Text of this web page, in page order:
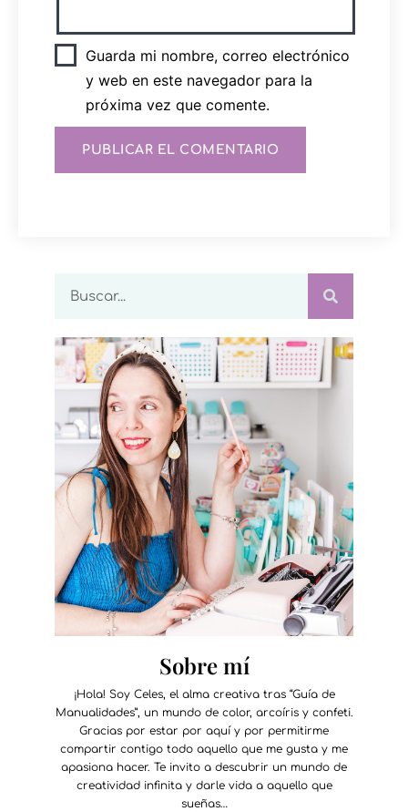
Guarda mi nombre, correo electrónico
y web en este navegador para la
próxima vez que comente.
Sobre mí
¡Hola! Soy Celes, el alma creativa tras “Guía de
Manualidades”, un mundo de color, arcoíris y confeti.
Gracias por estar por aquí y por permitirme
compartir contigo todo aquello que me gusta y me
apasiona hacer. Te invito a descubrir un mundo de
creatividad infinita y darle vida a aquello que
sueñas…